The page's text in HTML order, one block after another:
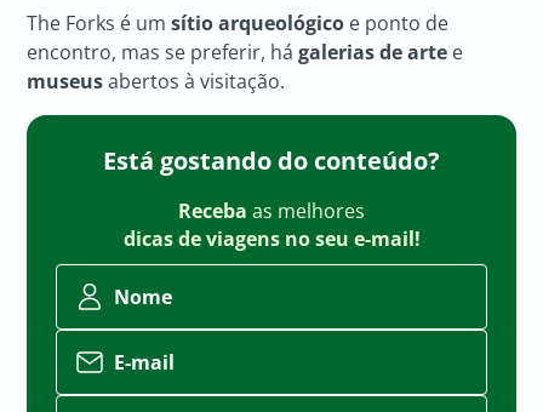
The Forks é umsítio arqueológico e ponto de
encontro, mas se preferir, hágalerias de arte e
museusabertos à visitação.
Está gostando do conteúdo?
Receba as melhores
dicas de viagens no seu e-mail!
Nome
E-mail